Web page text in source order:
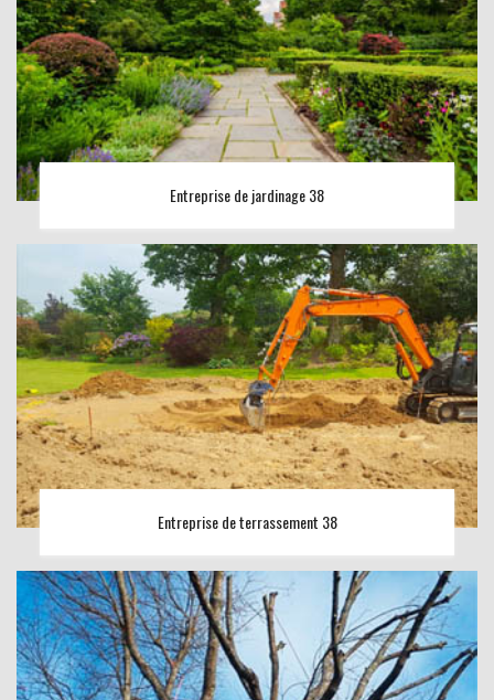
Entreprise de jardinage 38
Entreprise de terrassement 38